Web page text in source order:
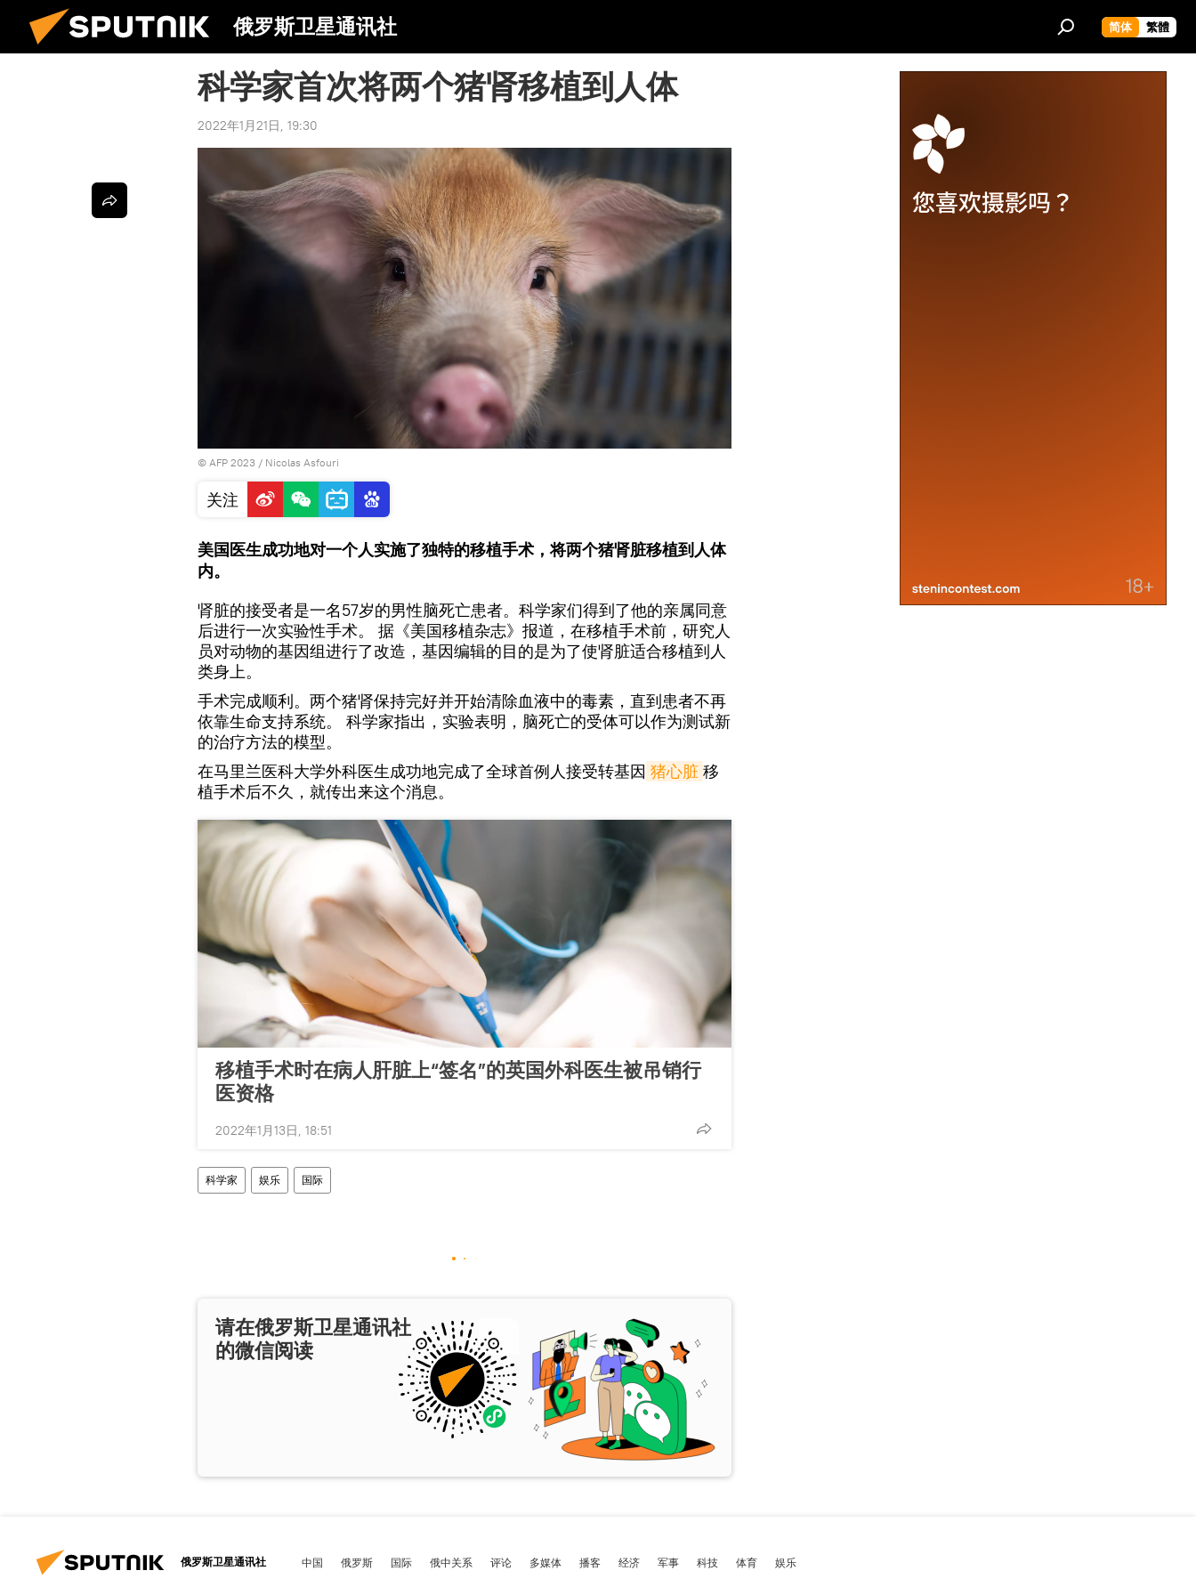
俄罗斯卫星通讯社 简体 繁體
科学家首次将两个猪肾移植到人体
2022年1月21日, 19:30
© AFP 2023 / Nicolas Asfouri
关注
美国医生成功地对一个人实施了独特的移植手术，将两个猪肾脏移植到人体
内。
肾脏的接受者是一名57岁的男性脑死亡患者。科学家们得到了他的亲属同意
后进行一次实验性手术。 据《美国移植杂志》报道，在移植手术前，研究人
员对动物的基因组进行了改造，基因编辑的目的是为了使肾脏适合移植到人
类身上。
手术完成顺利。两个猪肾保持完好并开始清除血液中的毒素，直到患者不再
依靠生命支持系统。 科学家指出，实验表明，脑死亡的受体可以作为测试新
的治疗方法的模型。
在马里兰医科大学外科医生成功地完成了全球首例人接受转基因 猪心脏 移
植手术后不久，就传出来这个消息。
移植手术时在病人肝脏上“签名”的英国外科医生被吊销行
医资格
2022年1月13日, 18:51
科学家 娱乐 国际
请在俄罗斯卫星通讯社
的微信阅读
俄罗斯卫星通讯社 中国 俄罗斯 国际 俄中关系 评论 多媒体 播客 经济 军事 科技 体育 娱乐